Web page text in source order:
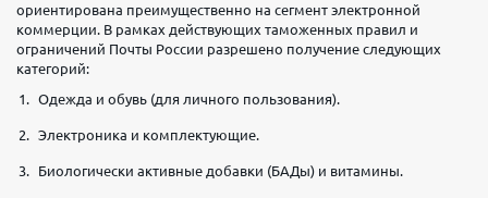
ориентирована преимущественно на сегмент электронной
коммерции. В рамках действующих таможенных правил и
ограничений Почты России разрешено получение следующих
категорий:
Одежда и обувь (для личного пользования).
Электроника и комплектующие.
Биологически активные добавки (БАДы) и витамины.